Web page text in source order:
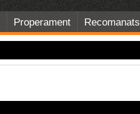
Properament Recomanats